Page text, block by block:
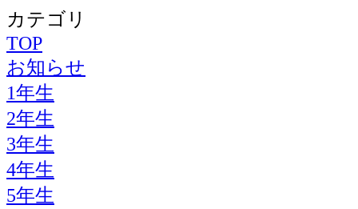
カテゴリ
TOP
お知らせ
1年生
2年生
3年生
4年生
5年生